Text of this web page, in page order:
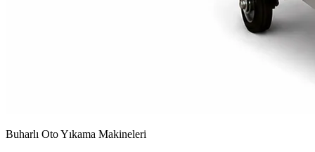
Buharlı Oto Yıkama Makineleri